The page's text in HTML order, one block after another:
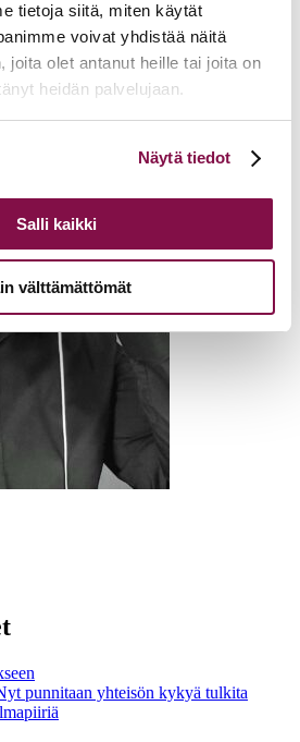
tietoja siitä, miten käytät
voivat yhdistää näitä
joita olet antanut heille tai joita on
heidän palvelujaan.
linkistä.
Näytä tiedot
Salli kaikki
välttämättömät
punnitaan yhteisön kykyä tulkita